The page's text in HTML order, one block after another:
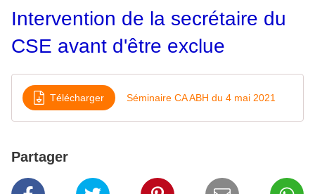
Intervention de la secrétaire du
CSE avant d'être exclue
Télécharger Séminaire CA ABH du 4 mai 2021
Partager